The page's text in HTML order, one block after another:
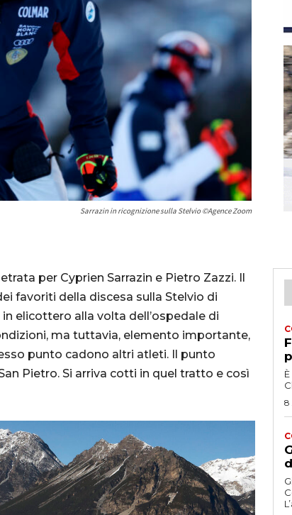
Sarrazin in ricognizione sulla Stelvio ©Agence Zoom
per Cyprien Sarrazin e Pietro Zazzi. Il
favoriti della discesa sulla Stelvio di
elicottero alla volta dell’ospedale di
ma tuttavia, elemento importante,
punto cadono altri atleti. Il punto
Pietro. Si arriva cotti in quel tratto e così
8